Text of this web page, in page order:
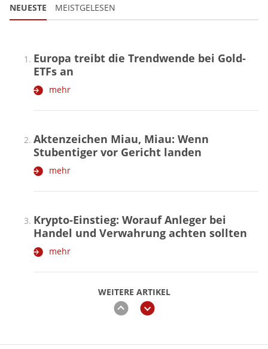
NEUESTE MEISTGELESEN
WEITERE ARTIKEL
zurückweiter
Europa treibt die Trendwende bei Gold-
ETFs an
mehr
Aktenzeichen Miau, Miau: Wenn
Stubentiger vor Gericht landen
mehr
Krypto-Einstieg: Worauf Anleger bei
Handel und Verwahrung achten sollten
mehr